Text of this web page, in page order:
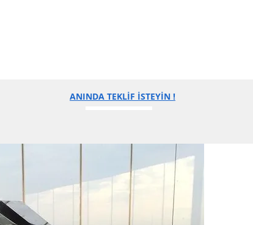
ANINDA TEKLİF İSTEYİN !